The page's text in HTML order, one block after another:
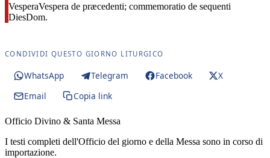
VesperaVespera de præcedenti; commemoratio de sequenti
DiesDom.
CONDIVIDI QUESTO GIORNO LITURGICO
WhatsApp Telegram Facebook
X
Email
Copia link
Officio Divino & Santa Messa
I testi completi dell'Officio del giorno e della Messa sono in corso di
importazione.